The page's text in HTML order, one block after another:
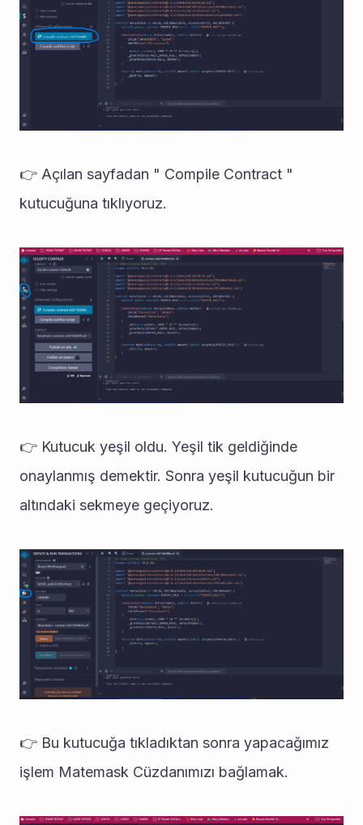
👉 Açılan sayfadan " Compile Contract "
kutucuğuna tıklıyoruz.
👉 Kutucuk yeşil oldu. Yeşil tik geldiğinde
onaylanmış demektir. Sonra yeşil kutucuğun bir
altındaki sekmeye geçiyoruz.
👉 Bu kutucuğa tıkladıktan sonra yapacağımız
işlem Matemask Cüzdanımızı bağlamak.